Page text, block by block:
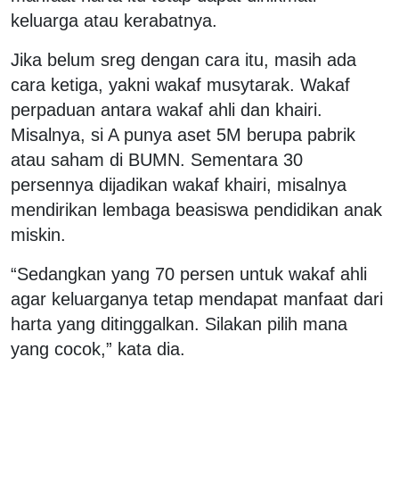
keluarga atau kerabatnya.
Jika belum sreg dengan cara itu, masih ada
cara ketiga, yakni wakaf musytarak. Wakaf
perpaduan antara wakaf ahli dan khairi.
Misalnya, si A punya aset 5M berupa pabrik
atau saham di BUMN. Sementara 30
persennya dijadikan wakaf khairi, misalnya
mendirikan lembaga beasiswa pendidikan anak
miskin.
“Sedangkan yang 70 persen untuk wakaf ahli
agar keluarganya tetap mendapat manfaat dari
harta yang ditinggalkan. Silakan pilih mana
yang cocok,” kata dia.